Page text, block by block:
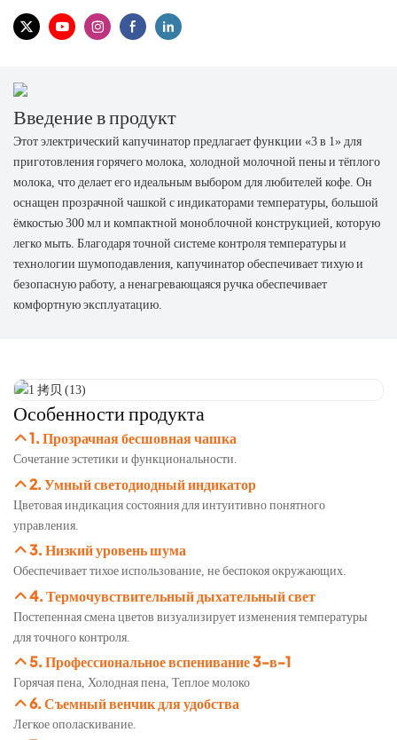
Введение в продукт
Этот электрический капучинатор предлагает функции «3 в 1» для
приготовления горячего молока, холодной молочной пены и тёплого
молока, что делает его идеальным выбором для любителей кофе. Он
оснащен прозрачной чашкой с индикаторами температуры, большой
ёмкостью 300 мл и компактной моноблочной конструкцией, которую
легко мыть. Благодаря точной системе контроля температуры и
технологии шумоподавления, капучинатор обеспечивает тихую и
безопасную работу, а ненагревающаяся ручка обеспечивает
комфортную эксплуатацию.
Особенности продукта
1. Прозрачная бесшовная чашка
Сочетание эстетики и функциональности.
2. Умный светодиодный индикатор
Цветовая индикация состояния для интуитивно понятного
управления.
3. Низкий уровень шума
Обеспечивает тихое использование, не беспокоя окружающих.
4. Термочувствительный дыхательный свет
Постепенная смена цветов визуализирует изменения температуры
для точного контроля.
5. Профессиональное вспенивание 3-в-1
Горячая пена, Холодная пена, Теплое молоко
6. Съемный венчик для удобства
Легкое ополаскивание.